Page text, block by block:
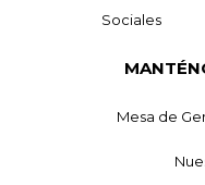
Sociales
Mesa de